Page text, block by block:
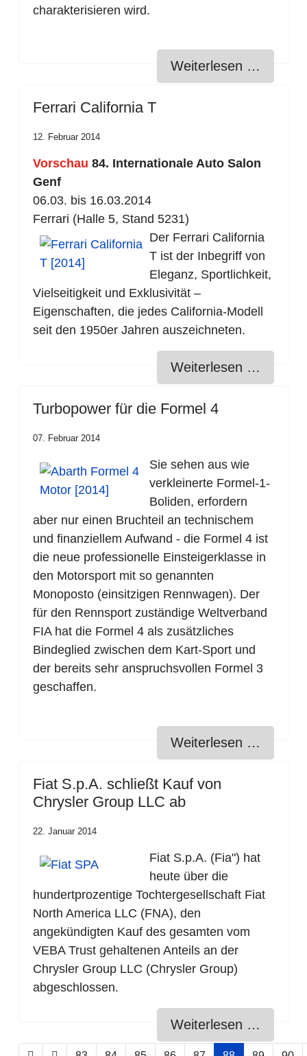
charakterisieren wird.
Weiterlesen …
Ferrari California T
12. Februar 2014
Vorschau 84. Internationale Auto Salon
Genf
06.03. bis 16.03.2014
Ferrari (Halle 5, Stand 5231)
Der Ferrari California
T ist der Inbegriff von
Eleganz, Sportlichkeit,
Vielseitigkeit und Exklusivität –
Eigenschaften, die jedes California-Modell
seit den 1950er Jahren auszeichneten.
Weiterlesen …
Turbopower für die Formel 4
07. Februar 2014
Sie sehen aus wie
verkleinerte Formel-1-
Boliden, erfordern
aber nur einen Bruchteil an technischem
und finanziellem Aufwand - die Formel 4 ist
die neue professionelle Einsteigerklasse in
den Motorsport mit so genannten
Monoposto (einsitzigen Rennwagen). Der
für den Rennsport zuständige Weltverband
FIA hat die Formel 4 als zusätzliches
Bindeglied zwischen dem Kart-Sport und
der bereits sehr anspruchsvollen Formel 3
geschaffen.
Weiterlesen …
Fiat S.p.A. schließt Kauf von
Chrysler Group LLC ab
22. Januar 2014
Fiat S.p.A. (Fia") hat
heute über die
hundertprozentige Tochtergesellschaft Fiat
North America LLC (FNA), den
angekündigten Kauf des gesamten vom
VEBA Trust gehaltenen Anteils an der
Chrysler Group LLC (Chrysler Group)
abgeschlossen.
Weiterlesen …